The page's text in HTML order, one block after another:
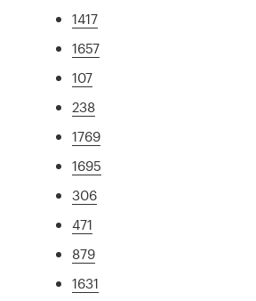
1417
1657
107
238
1769
1695
306
471
879
1631